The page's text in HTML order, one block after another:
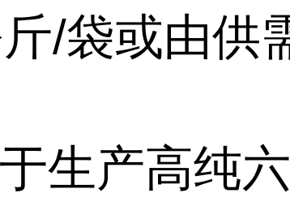
/袋或由供
生产高纯